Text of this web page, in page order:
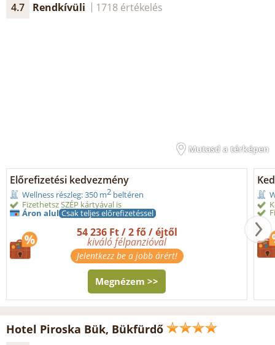
4.7 Rendkívüli 1718 értékelés
Mutasd a térképen
Előrefizetési kedvezmény
Wellness részleg: 350 m2 beltéren
Fizethetsz SZÉP kártyával is
Áron alul Csak teljes előrefizetéssel
54 236 Ft / 2 fő / éjtől
kiváló félpanzióval
Jelentkezz be a jobb árért!
Megnézem >>
Hotel Piroska Bük, Bükfürdő